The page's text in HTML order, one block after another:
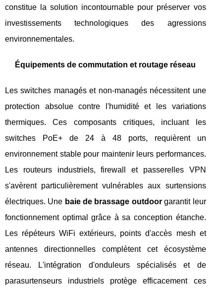
constitue la solution incontournable pour préserver vos
investissements technologiques des agressions
environnementales.
Équipements de commutation et routage réseau
Les switches managés et non-managés nécessitent une
protection absolue contre l'humidité et les variations
thermiques. Ces composants critiques, incluant les
switches PoE+ de 24 à 48 ports, requièrent un
environnement stable pour maintenir leurs performances.
Les routeurs industriels, firewall et passerelles VPN
s'avèrent particulièrement vulnérables aux surtensions
électriques. Une baie de brassage outdoorgarantit leur
fonctionnement optimal grâce à sa conception étanche.
Les répéteurs WiFi extérieurs, points d'accès mesh et
antennes directionnelles complètent cet écosystème
réseau. L'intégration d'onduleurs spécialisés et de
parasurtenseurs industriels protège efficacement ces